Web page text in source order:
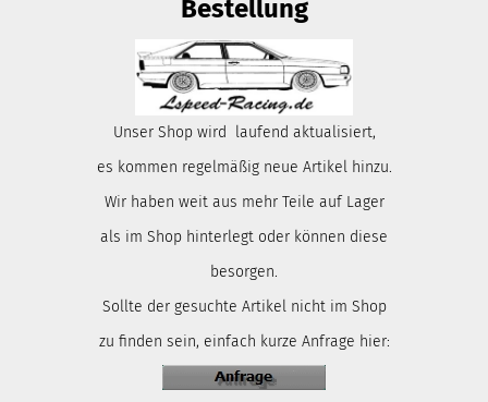
Bestellung
Unser Shop wird laufend aktualisiert,
es kommen regelmäßig neue Artikel hinzu.
Wir haben weit aus mehr Teile auf Lager
als im Shop hinterlegt oder können diese
besorgen.
Sollte der gesuchte Artikel nicht im Shop
zu finden sein, einfach kurze Anfrage hier: